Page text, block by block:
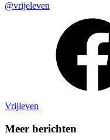
@vrijeleven
Vrijleven
Meer berichten